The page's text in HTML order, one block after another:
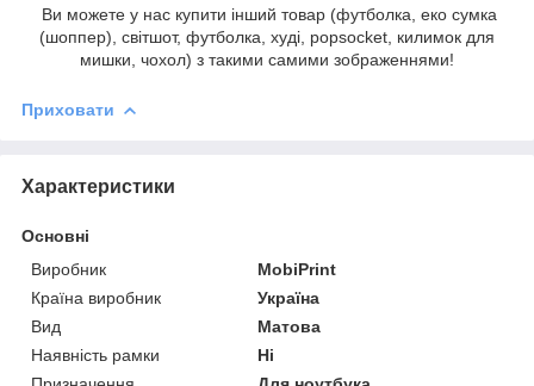
Ви можете у нас купити інший товар (футболка, еко сумка
(шоппер), світшот, футболка, худі, popsocket, килимок для
мишки, чохол) з такими самими зображеннями!
Приховати
Характеристики
Основні
Виробник
MobiPrint
Країна виробник
Україна
Вид
Матова
Наявність рамки
Ні